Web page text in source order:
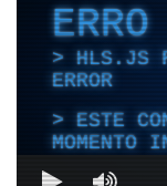
HLS.JS
ERROR
ESTE
MOMENTO